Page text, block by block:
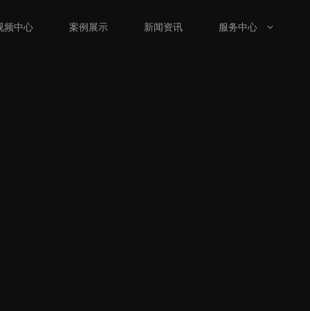
频中心 案例展示 新闻资讯 服务中心